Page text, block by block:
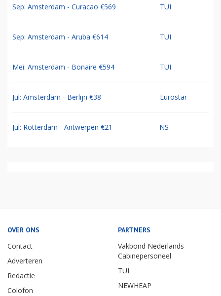
Sep: Amsterdam - Curacao €569 TUI
Sep: Amsterdam - Aruba €614 TUI
Mei: Amsterdam - Bonaire €594 TUI
Jul: Amsterdam - Berlijn €38 Eurostar
Jul: Rotterdam - Antwerpen €21 NS
OVER ONS
Contact
Adverteren
Redactie
Colofon
PARTNERS
Vakbond Nederlands
Cabinepersoneel
TUI
NEWHEAP